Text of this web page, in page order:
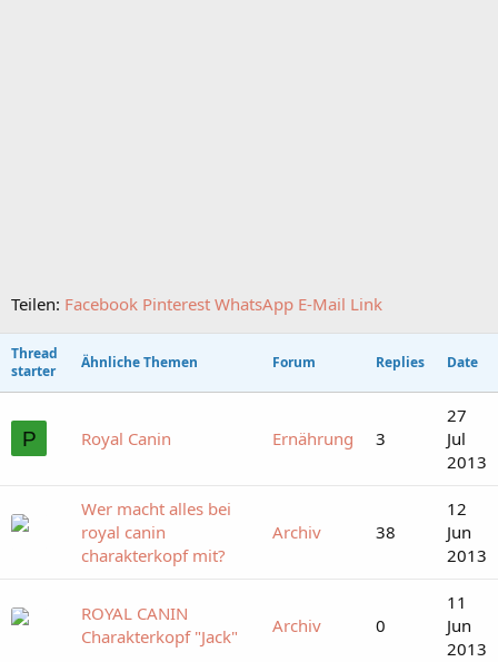
Teilen: Facebook Pinterest WhatsApp E-Mail Link
Thread
starter
Ähnliche Themen Forum Replies Date
P Royal Canin Ernährung 3
27
Jul
2013
Wer macht alles bei
royal canin
charakterkopf mit?
Archiv 38
12
Jun
2013
ROYAL CANIN
Charakterkopf "Jack"
Archiv 0
11
Jun
2013